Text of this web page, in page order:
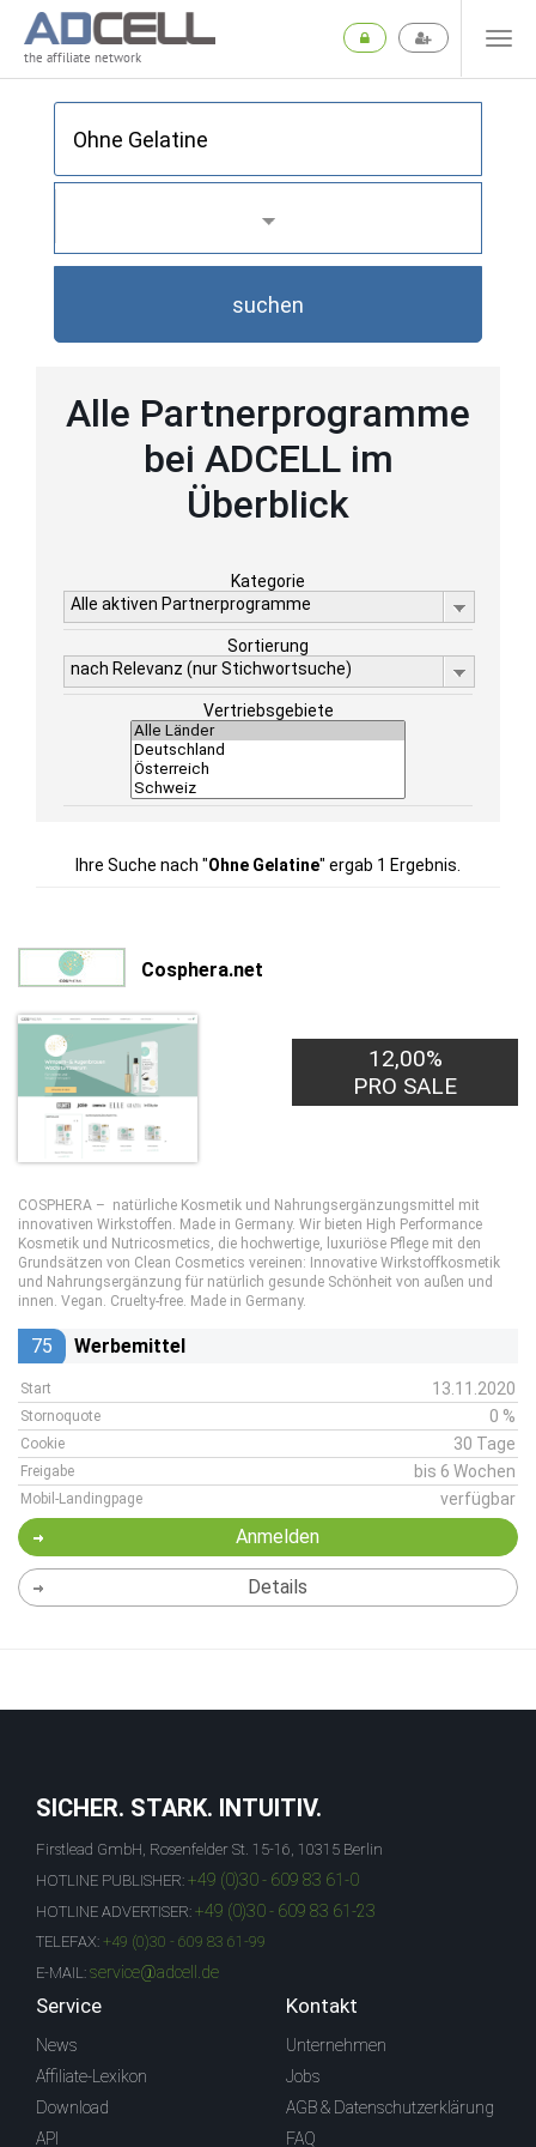
the affiliate network
suchen
Alle Partnerprogramme
bei ADCELL im
Überblick
Kategorie
Alle aktiven Partnerprogramme
Sortierung
nach Relevanz (nur Stichwortsuche)
Vertriebsgebiete
Ihre Suche nach "Ohne Gelatine" ergab 1 Ergebnis.
Cosphera.net
12,00%
PRO SALE
COSPHERA – natürliche Kosmetik und Nahrungsergänzungsmittel mit
innovativen Wirkstoffen. Made in Germany. Wir bieten High Performance
Kosmetik und Nutricosmetics, die hochwertige, luxuriöse Pflege mit den
Grundsätzen von Clean Cosmetics vereinen: Innovative Wirkstoffkosmetik
und Nahrungsergänzung für natürlich gesunde Schönheit von außen und
innen. Vegan. Cruelty-free. Made in Germany.
75 Werbemittel
Start 13.11.2020
Stornoquote 0 %
Cookie 30 Tage
Freigabe bis 6 Wochen
Mobil-Landingpage verfügbar
Anmelden
Details
SICHER. STARK. INTUITIV.
Firstlead GmbH, Rosenfelder St. 15-16, 10315 Berlin
HOTLINE PUBLISHER: +49 (0)30 - 609 83 61-0
HOTLINE ADVERTISER: +49 (0)30 - 609 83 61-23
TELEFAX: +49 (0)30 - 609 83 61-99
E-MAIL: service@adcell.de
Service
News
Affiliate-Lexikon
Download
API
Kontakt
Unternehmen
Jobs
AGB & Datenschutzerklärung
FAQ